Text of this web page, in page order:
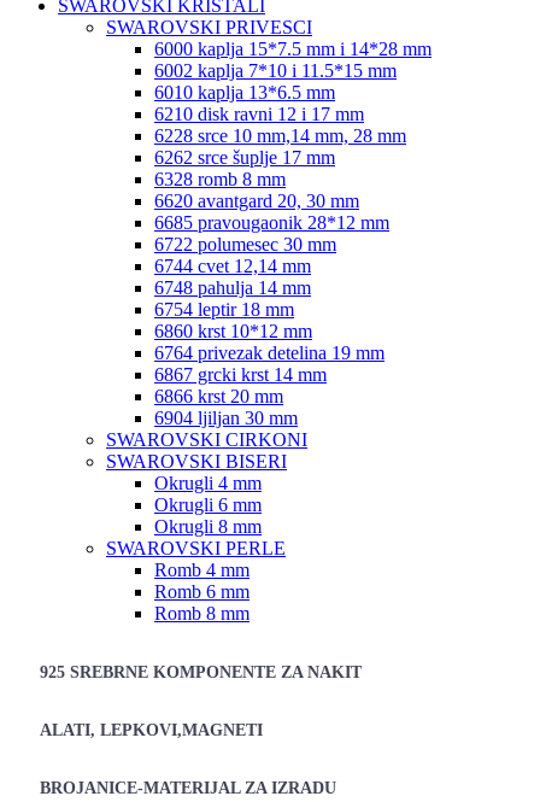
SWAROVSKI KRISTALI
SWAROVSKI PRIVESCI
6000 kaplja 15*7.5 mm i 14*28 mm
6002 kaplja 7*10 i 11.5*15 mm
6010 kaplja 13*6.5 mm
6210 disk ravni 12 i 17 mm
6228 srce 10 mm,14 mm, 28 mm
6262 srce šuplje 17 mm
6328 romb 8 mm
6620 avantgard 20, 30 mm
6685 pravougaonik 28*12 mm
6722 polumesec 30 mm
6744 cvet 12,14 mm
6748 pahulja 14 mm
6754 leptir 18 mm
6860 krst 10*12 mm
6764 privezak detelina 19 mm
6867 grcki krst 14 mm
6866 krst 20 mm
6904 ljiljan 30 mm
SWAROVSKI CIRKONI
SWAROVSKI BISERI
Okrugli 4 mm
Okrugli 6 mm
Okrugli 8 mm
SWAROVSKI PERLE
Romb 4 mm
Romb 6 mm
Romb 8 mm
925 SREBRNE KOMPONENTE ZA NAKIT
ALATI, LEPKOVI,MAGNETI
BROJANICE-MATERIJAL ZA IZRADU